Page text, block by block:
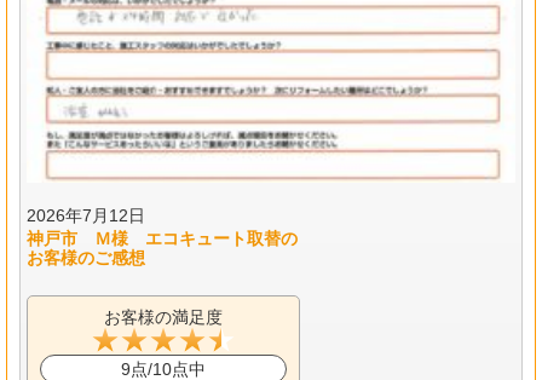
2026年7月12日
神戸市 Ｍ様 エコキュート取替の
お客様のご感想
お客様の満足度
9点/10点中